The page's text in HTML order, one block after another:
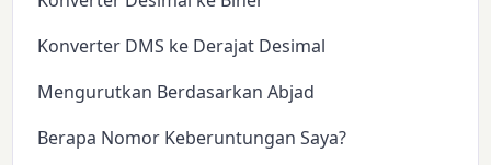
Konverter DMS ke Derajat Desimal
Mengurutkan Berdasarkan Abjad
Berapa Nomor Keberuntungan Saya?